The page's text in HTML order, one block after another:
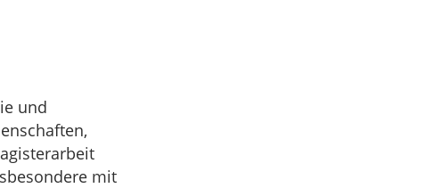
und
mit